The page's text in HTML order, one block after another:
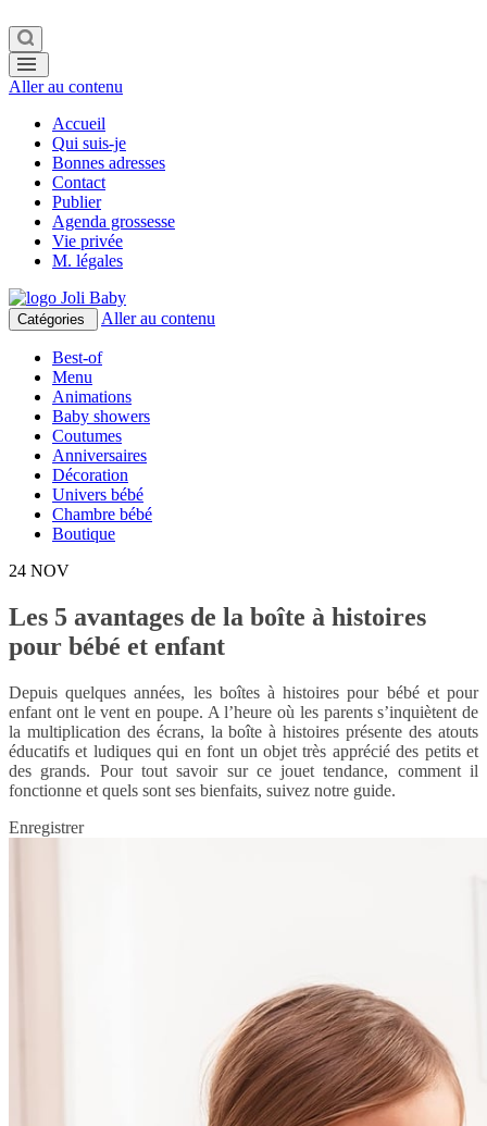
Aller au contenu
Accueil
Qui suis-je
Bonnes adresses
Contact
Publier
Agenda grossesse
Vie privée
M. légales
Catégories Aller au contenu
Best-of
Menu
Animations
Baby showers
Coutumes
Anniversaires
Décoration
Univers bébé
Chambre bébé
Boutique
24 NOV
Les 5 avantages de la boîte à histoires
pour bébé et enfant
Depuis quelques années, les boîtes à histoires pour bébé et pour
enfant ont le vent en poupe. A l’heure où les parents s’inquiètent de
la multiplication des écrans, la boîte à histoires présente des atouts
éducatifs et ludiques qui en font un objet très apprécié des petits et
des grands. Pour tout savoir sur ce jouet tendance, comment il
fonctionne et quels sont ses bienfaits, suivez notre guide.
Enregistrer